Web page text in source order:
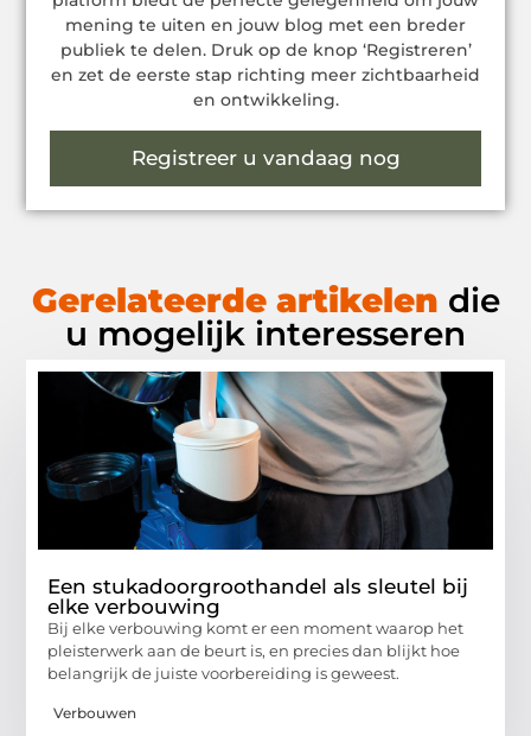
mening te uiten en jouw blog met een breder
publiek te delen. Druk op de knop ‘Registreren’
en zet de eerste stap richting meer zichtbaarheid
en ontwikkeling.
Registreer u vandaag nog
Gerelateerde artikelen die
u mogelijk interesseren
Een stukadoorgroothandel als sleutel bij
elke verbouwing
Bij elke verbouwing komt er een moment waarop het
pleisterwerk aan de beurt is, en precies dan blijkt hoe
belangrijk de juiste voorbereiding is geweest.
Verbouwen